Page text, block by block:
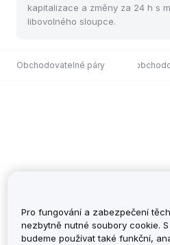
kapitalizace a změny za 24 h s
libovolného sloupce.
Obchodovatelné páryPoslední
Pro fungování a zabezpečení
nezbytně nutné soubory cookie.
budeme používat také funkční,